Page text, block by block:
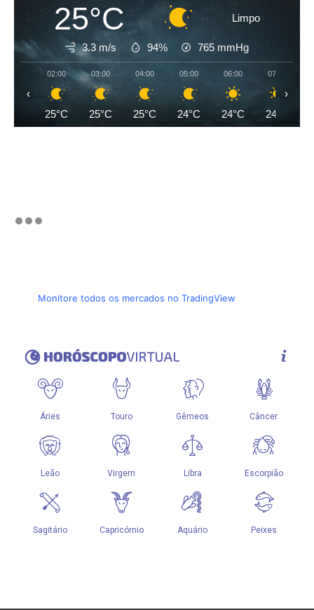
25°C Limpo
3.3 m/s 94% 765 mmHg
02:00
25°C
03:00
25°C
04:00
25°C
05:00
24°C
06:00
24°C
07:00
24°C
‹ ›
Monitore todos os mercados no TradingView